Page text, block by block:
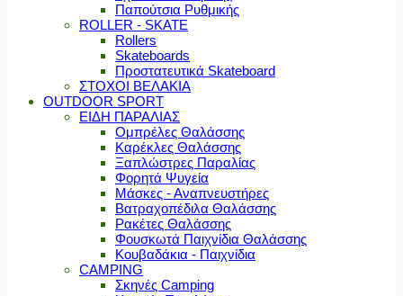
Παπούτσια Ρυθμικής
ROLLER - SKATE
Rollers
Skateboards
Προστατευτικά Skateboard
ΣΤΟΧΟΙ ΒΕΛΑΚΙΑ
OUTDOOR SPORT
ΕΙΔΗ ΠΑΡΑΛΙΑΣ
Ομπρέλες Θαλάσσης
Καρέκλες Θαλάσσης
Ξαπλώστρες Παραλίας
Φορητά Ψυγεία
Μάσκες - Αναπνευστήρες
Βατραχοπέδιλα Θαλάσσης
Ρακέτες Θαλάσσης
Φουσκωτά Παιχνίδια Θαλάσσης
Κουβαδάκια - Παιχνίδια
CAMPING
Σκηνές Camping